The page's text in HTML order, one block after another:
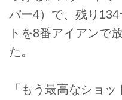
パー4）で、残り
トを8番アイアンで
た。
「もう最高なショ